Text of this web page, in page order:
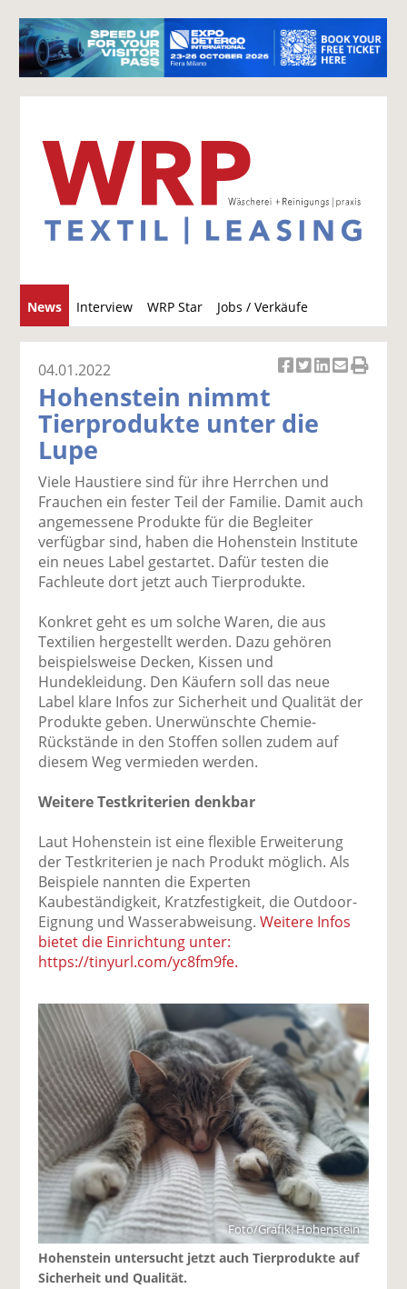
News Interview WRP Star Jobs / Verkäufe
u
c
k
uf
F
ac
e
b
o
k
te
e
n
k
wi
tt
er
n
k
uf
Li
k
e
te
il
n
E
ai
n
ck
n
04.01.2022
Hohenstein nimmt
Tierprodukte unter die
Lupe
Viele Haustiere sind für ihre Herrchen und
Frauchen ein fester Teil der Familie. Damit auch
angemessene Produkte für die Begleiter
verfügbar sind, haben die Hohenstein Institute
ein neues Label gestartet. Dafür testen die
Fachleute dort jetzt auch Tierprodukte.
Konkret geht es um solche Waren, die aus
Textilien hergestellt werden. Dazu gehören
beispielsweise Decken, Kissen und
Hundekleidung. Den Käufern soll das neue
Label klare Infos zur Sicherheit und Qualität der
Produkte geben. Unerwünschte Chemie-
Rückstände in den Stoffen sollen zudem auf
diesem Weg vermieden werden.
Weitere Testkriterien denkbar
Laut Hohenstein ist eine flexible Erweiterung
der Testkriterien je nach Produkt möglich. Als
Beispiele nannten die Experten
Kaubeständigkeit, Kratzfestigkeit, die Outdoor-
Eignung und Wasserabweisung.Weitere Infos
bietet die Einrichtung unter:
https://tinyurl.com/yc8fm9fe.
Foto/Grafik: Hohenstein
Hohenstein untersucht jetzt auch Tierprodukte auf
Sicherheit und Qualität.